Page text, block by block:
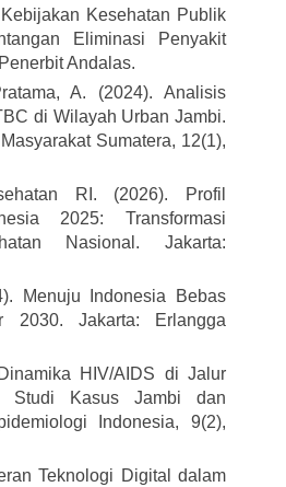
Kesehatan Publik
Eliminasi Penyakit
Andalas.
A. (2024). Analisis
di Wilayah Urban Jambi.
Sumatera, 12(1),
RI. (2026). Profil
2025: Transformasi
Nasional. Jakarta:
Menuju Indonesia Bebas
2030. Jakarta: Erlangga
HIV/AIDS di Jalur
Studi Kasus Jambi dan
Indonesia, 9(2),
Teknologi Digital dalam